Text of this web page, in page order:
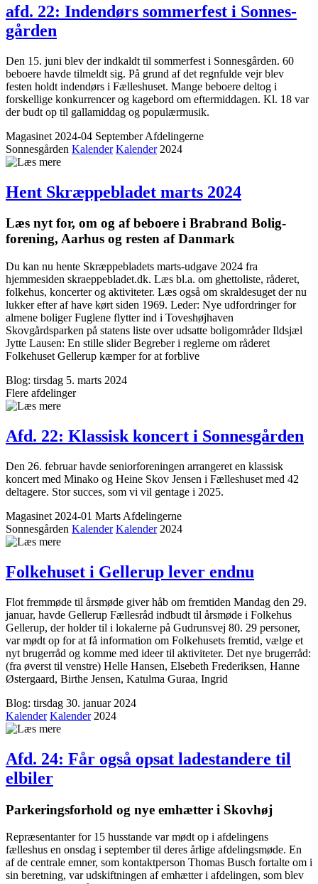
afd. 22: Indendørs ­sommerfest i Sonnes­
gården
Den 15. juni blev der indkaldt til sommerfest i Sonnesgården. 60
beboere havde tilmeldt sig. På grund af det regnfulde vejr blev
festen holdt indendørs i Fælleshuset. Mange beboere deltog i
forskellige konkurrencer og kagebord om eftermiddagen. Kl. 18 var
der budt op til gallamiddag og populærmusik.
Magasinet 2024-04 September Afdelingerne
Sonnesgården Kalender Kalender2024
Hent Skræppe­bladet marts 2024
Læs nyt for, om og af beboere i Brabrand Bolig­
forening, Aarhus og resten af Danmark
Du kan nu hente Skræppebladets marts-udgave 2024 fra
hjemmesiden skraeppebladet.dk. Læs bl.a. om ghettoliste, råderet,
folkehus, koncerter og aktiviteter. Læs også om skraldesuget der nu
lukker efter af have kørt siden 1969. Leder: Nye udfordringer for
almene boliger Fuglene flytter ind i Toveshøjhaven
Skovgårdsparken på statens liste over udsatte boligområder Ildsjæl
Jytte Lausen: En stille slider Begreber i reglerne om råderet
Folkehuset Gellerup kæmper for at forblive
Blog: tirsdag 5. marts 2024
Flere afdelinger
Afd. 22: Klassisk koncert i Sonnes­gården
Den 26. februar havde seniorforeningen arrangeret en klassisk
koncert med Minako og Heine Skov Jensen i Fælleshuset med 42
deltagere. Stor succes, som vi vil gentage i 2025.
Magasinet 2024-01 Marts Afdelingerne
Sonnesgården Kalender Kalender2024
Folkehuset i Gellerup lever endnu
Flot fremmøde til årsmøde giver håb om fremtiden Mandag den 29.
januar, havde Gellerup Fællesråd indbudt til årsmøde i Folkehus
Gellerup, der holder til i lokalerne på Gudrunsvej 80. 29 personer,
var mødt op for at få information om Folkehusets fremtid, vælge et
nyt brugerråd og komme med ideer til aktiviteter. Det nye brugerråd:
(fra øverst til venstre) Helle Hansen, Elsebeth Frederiksen, Hanne
Østergaard, Birthe Jensen, Katulma Guraa, Ingrid
Blog: tirsdag 30. januar 2024
Kalender Kalender2024
Afd. 24: Får også opsat ladestandere til
elbiler
Parkeringsforhold og nye emhætter i Skovhøj
Repræsentanter for 15 husstande var mødt op i afdelingens
fælleshus en onsdag i september til deres årlige afdelingsmøde. En
af de centrale emner, som kontaktperson Thomas Busch fortalte om i
sin beretning, var udskiftningen af emhætter i afdelingen, som blev